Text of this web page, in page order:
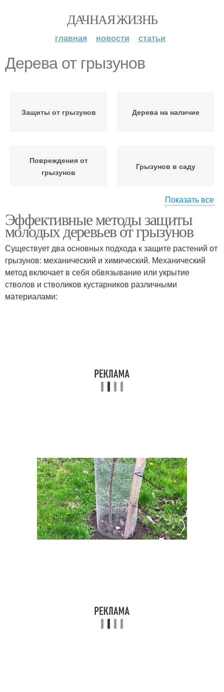
ДАЧНАЯ ЖИЗНЬ
главная новости статьи
Дерева от грызунов
Защиты от грызунов Дерева на наличие
Повреждения от
грызунов
Грызунов в саду
Грызунов на сад Дерева от зайцев
Плодовые дерева Саженцы от грызунов
Дерева к зиме Дерева под зиму
Показать все
Эффективные методы защиты
молодых деревьев от грызунов
Существует два основных подхода к защите растений от
грызунов: механический и химический. Механический
метод включает в себя обвязывание или укрытие
стволов и стволиков кустарников различными
материалами: